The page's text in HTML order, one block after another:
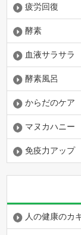
疲労回復
酵素
血液サラサラ
酵素風呂
からだのケア
マヌカハニー
免疫力アップ
人の健康のカ